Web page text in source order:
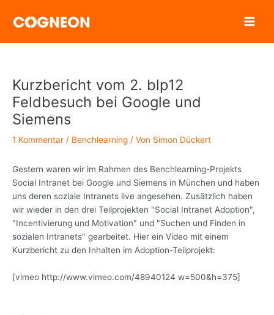
Inhalt
Kurzbericht vom 2. blp12
Feldbesuch bei Google und
Siemens
1 Kommentar / Benchlearning / Von Simon Dückert
Gestern waren wir im Rahmen des Benchlearning-Projekts
Social Intranet bei Google und Siemens in München und haben
uns deren soziale Intranets live angesehen. Zusätzlich haben
wir wieder in den drei Teilprojekten "Social Intranet Adoption",
"Incentivierung und Motivation" und "Suchen und Finden in
sozialen Intranets" gearbeitet. Hier ein Video mit einem
Kurzbericht zu den Inhalten im Adoption-Teilprojekt:
[vimeo http://www.vimeo.com/48940124 w=500&h=375]